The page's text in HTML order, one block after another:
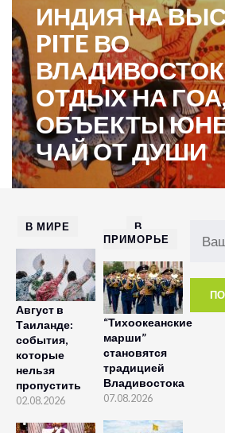
ИНДИЯ НА
PITE ВО
ОТДЫХ НА
ОБЪЕКТЫ
ЧАЙ ОТ ДУШИ
В МИРЕ
Август в
Таиланде:
события,
которые
нельзя
пропустить
02.08.2026
В
ПРИМОРЬЕ
“Тихоокеанские
марши”
становятся
традицией
Владивостока
07.08.2026